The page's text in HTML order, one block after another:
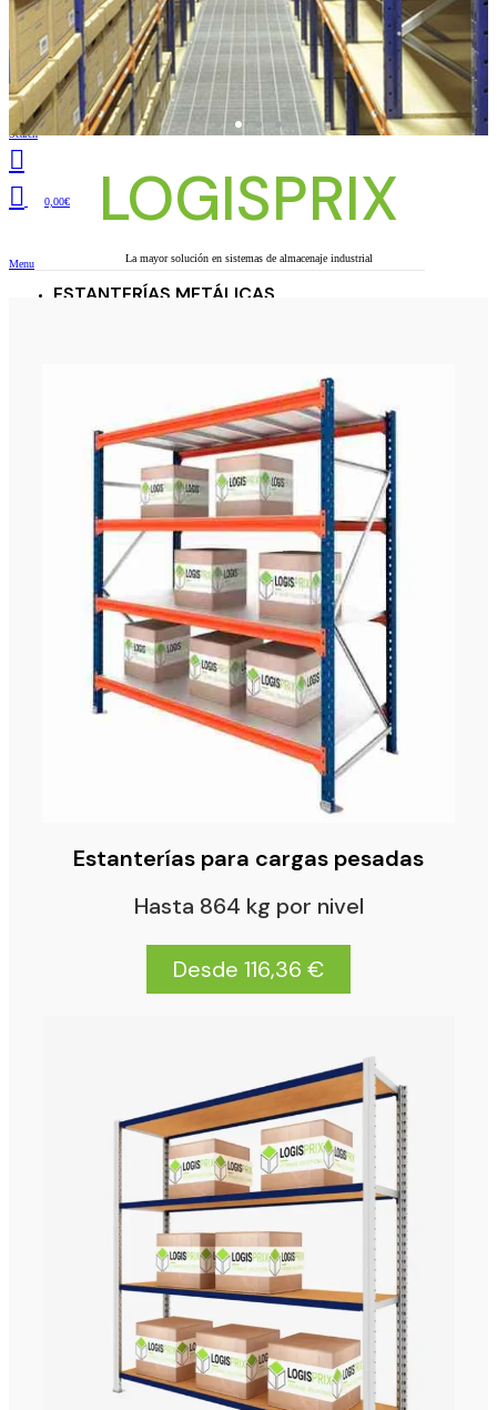
Search
0,00€
Menu
ESTANTERÍAS METÁLICAS
Cantilever
PALETIZACIÓN
Estanterías de paletización
Cantilever
POR APLICACIÓN
Estanterías para Almacén
Estanterías para Naves Industriales
Estanterías para Trasteros
Estanterías para Oficina
Estanterías para Cargas Largas
Estantería Prenda Colgada
Estanterías para Neumáticos
Protectores contra impactos
Accesorios
Bancos de trabajo
TAQUILLAS METÁLICAS
CONTACTO
641 496 562
info@logisprix.com
LOGISPRIX
La mayor solución en sistemas de almacenaje industrial
Estanterías para cargas pesadas
Hasta 864 kg por nivel
Desde 116,36 €